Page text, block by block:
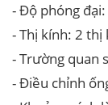
- Độ phóng
- Thị kính: 2
- Trường quan
- Điều chỉnh